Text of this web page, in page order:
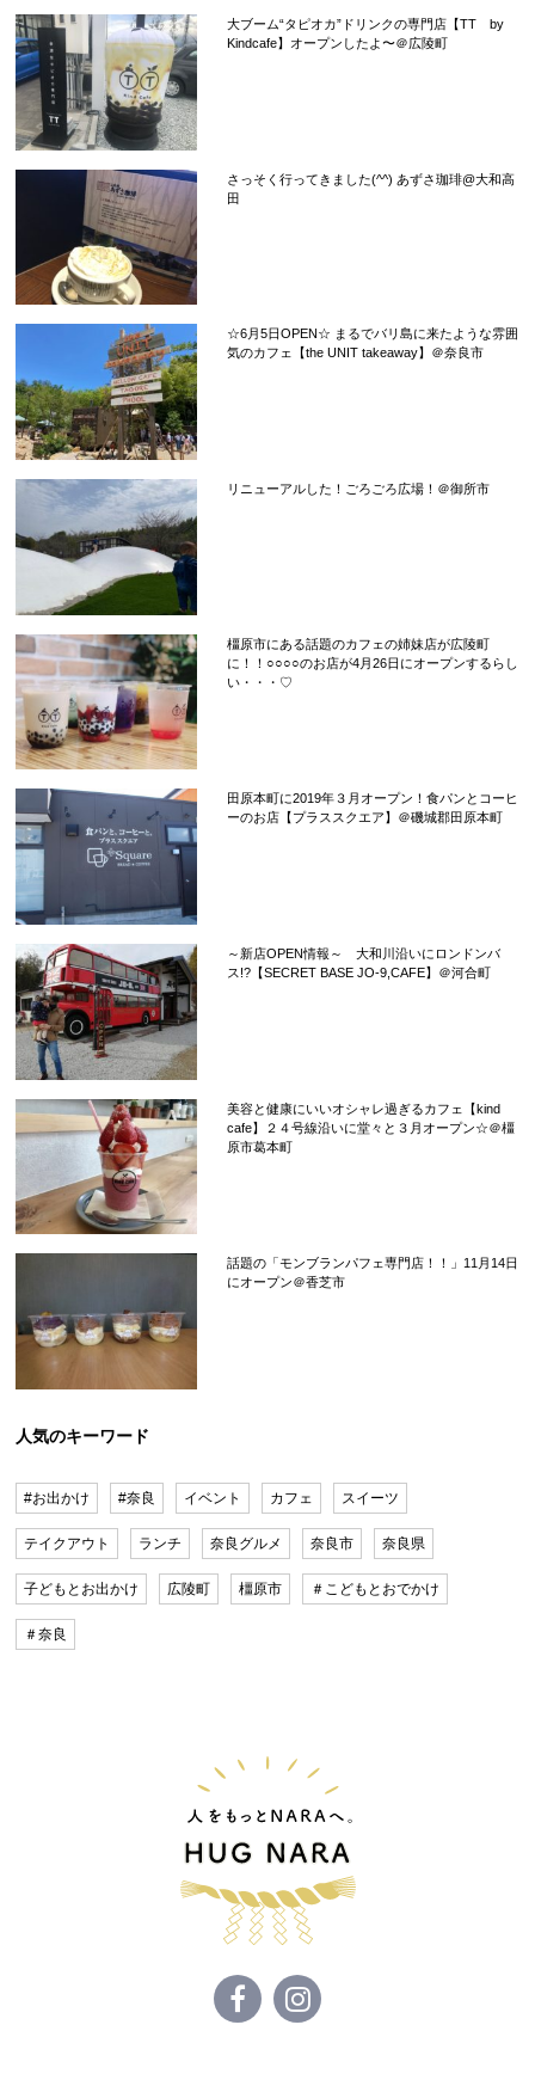
大ブーム“タピオカ”ドリンクの専門店【TT by
Kindcafe】オープンしたよ〜＠広陵町
さっそく行ってきました(^^) あずさ珈琲@大和高
田
☆6月5日OPEN☆ まるでバリ島に来たような雰囲
気のカフェ【the UNIT takeaway】＠奈良市
リニューアルした！ごろごろ広場！＠御所市
橿原市にある話題のカフェの姉妹店が広陵町
に！！○○○○のお店が4月26日にオープンするらし
い・・・♡
田原本町に2019年３月オープン！食パンとコーヒ
ーのお店【プラススクエア】＠磯城郡田原本町
～新店OPEN情報～ 大和川沿いにロンドンバ
ス!?【SECRET BASE JO-9,CAFE】＠河合町
美容と健康にいいオシャレ過ぎるカフェ【kind
cafe】２４号線沿いに堂々と３月オープン☆＠橿
原市葛本町
話題の「モンブランパフェ専門店！！」11月14日
にオープン＠香芝市
人気のキーワード
#お出かけ #奈良 イベント カフェ スイーツ
テイクアウト ランチ 奈良グルメ 奈良市 奈良県
子どもとお出かけ 広陵町 橿原市 ＃こどもとおでかけ
＃奈良